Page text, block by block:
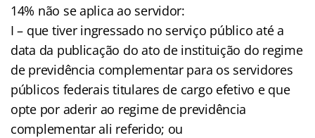
14% não se aplica ao servidor:
I – que tiver ingressado no serviço público até a
data da publicação do ato de instituição do regime
de previdência complementar para os servidores
públicos federais titulares de cargo efetivo e que
opte por aderir ao regime de previdência
complementar ali referido; ou